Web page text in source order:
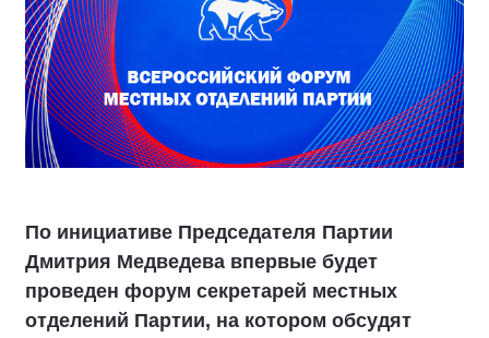
По инициативе Председателя Партии
Дмитрия Медведева впервые будет
проведен форум секретарей местных
отделений Партии, на котором обсудят